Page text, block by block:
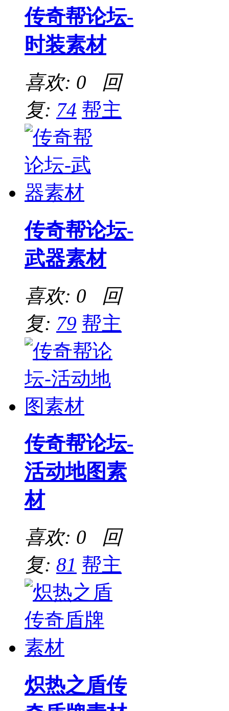
传奇帮论坛-
时装素材
喜欢: 0 回
复: 74 帮主
传奇帮论坛-
武器素材
喜欢: 0 回
复: 79 帮主
传奇帮论坛-
活动地图素
材
喜欢: 0 回
复: 81 帮主
炽热之盾传